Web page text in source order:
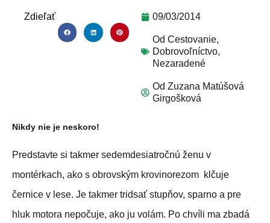
Zdieľať 09/03/2014
Od Cestovanie,
Dobrovoľníctvo,
Nezaradené
Od Zuzana Matúšová
Girgošková
Nikdy nie je neskoro!
Predstavte si takmer sedemdesiatročnú ženu v
montérkach, ako s obrovským krovinorezom klčuje
černice v lese. Je takmer tridsať stupňov, sparno a pre
hluk motora nepočuje, ako ju volám. Po chvíli ma zbadá